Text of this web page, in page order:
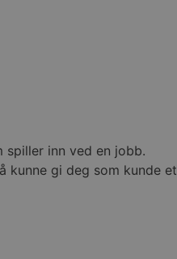
inn ved en jobb.
kunne gi deg som kunde et